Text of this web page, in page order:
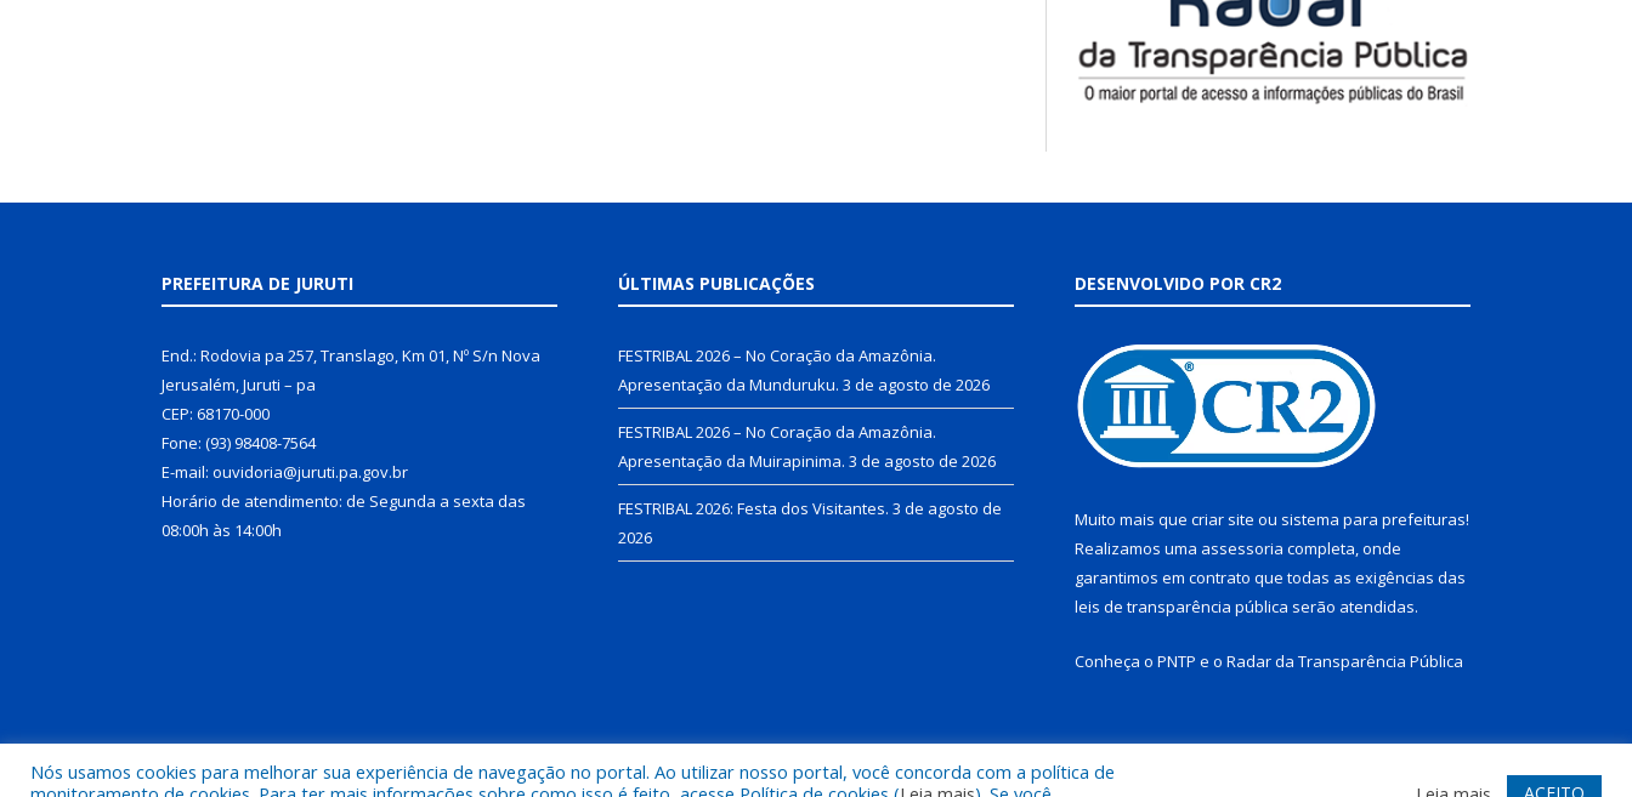
PREFEITURA DE JURUTI
End.: Rodovia pa 257, Translago, Km 01, Nº S/n Nova
Jerusalém, Juruti – pa
CEP: 68170-000
Fone: (93) 98408-7564
E-mail: ouvidoria@juruti.pa.gov.br
Horário de atendimento: de Segunda a sexta das
08:00h às 14:00h
ÚLTIMAS PUBLICAÇÕES
FESTRIBAL 2026 – No Coração da Amazônia.
Apresentação da Munduruku. 3 de agosto de 2026
FESTRIBAL 2026 – No Coração da Amazônia.
Apresentação da Muirapinima. 3 de agosto de 2026
FESTRIBAL 2026: Festa dos Visitantes. 3 de agosto de
2026
DESENVOLVIDO POR CR2
Muito mais que criar site ou sistema para prefeituras!
Realizamos uma assessoria completa, onde
garantimos em contrato que todas as exigências das
leis de transparência pública serão atendidas.
Conheça o PNTP e o Radar da Transparência Pública
Todos os direitos reservados a Prefeitura Municipal de Juruti. Mapa do Site Acessar Webmail
Nós usamos cookies para melhorar sua experiência de navegação no portal. Ao utilizar nosso portal, você concorda com a política de
ACEITO